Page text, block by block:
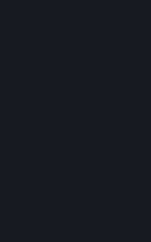
Het aanbod tot terugbetaling
weken na aankoop en met
voor spellen en
een overzicht van hoe
Terugbetalingen van
(Steam-winkelinhoud
In de Steam-winkel gekochte
aankoop worden
minder dan twee uur
DLC niet is verbruikt,
rekening mee dat Steam in
terugbetalingen te doen voor
(bijvoorbeeld als de DLC
level laat stijgen). Deze
terugbetaalbaar gemarkeerd